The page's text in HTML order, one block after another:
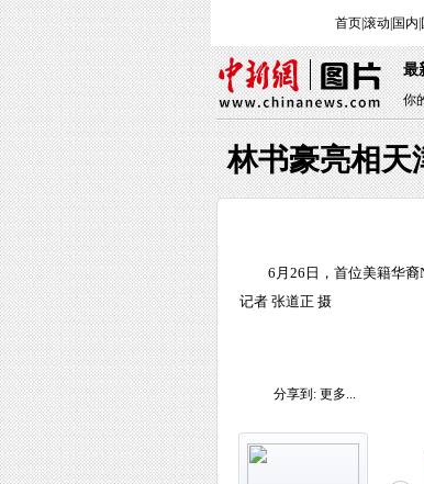
首页|滚动 国内
最
你
林书豪亮相天
6月26日，首位美籍华
记者 张道正 摄
分享到: 更多...